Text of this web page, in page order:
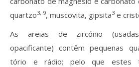
quartzo3, 9, muscovita, gipsita3 e
As areias de zircónio
opacificante) contêm pequenas
tório e rádio; pelo que estes